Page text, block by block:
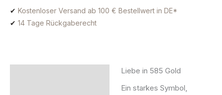
✔ Kostenloser Versand ab 100 € Bestellwert in DE*
✔ 14 Tage Rückgaberecht
Liebe in 585 Gold
Ein starkes Symbol,